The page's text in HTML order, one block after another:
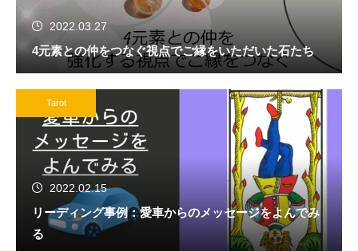
2022.03.27
4元素との仲をつなぐ視点でご縁をいただいた石たち
Tarot
2022.02.15
リーディング事例：愛車からのメッセージをよんでみ
る